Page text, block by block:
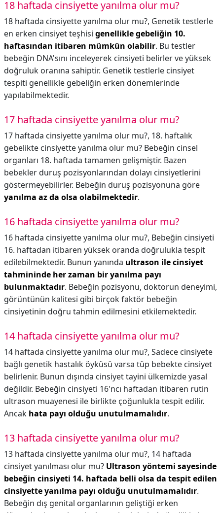
18 haftada cinsiyette yanılma olur mu?
18 haftada cinsiyette yanılma olur mu?, Genetik testlerle
en erken cinsiyet teşhisi genellikle gebeliğin 10.
haftasından itibaren mümkün olabilir. Bu testler
bebeğin DNA'sını inceleyerek cinsiyeti belirler ve yüksek
doğruluk oranına sahiptir. Genetik testlerle cinsiyet
tespiti genellikle gebeliğin erken dönemlerinde
yapılabilmektedir.
17 haftada cinsiyette yanılma olur mu?
17 haftada cinsiyette yanılma olur mu?, 18. haftalık
gebelikte cinsiyette yanılma olur mu? Bebeğin cinsel
organları 18. haftada tamamen gelişmiştir. Bazen
bebekler duruş pozisyonlarından dolayı cinsiyetlerini
göstermeyebilirler. Bebeğin duruş pozisyonuna göre
yanılma az da olsa olabilmektedir.
16 haftada cinsiyette yanılma olur mu?
16 haftada cinsiyette yanılma olur mu?, Bebeğin cinsiyeti
16. haftadan itibaren yüksek oranda doğrulukla tespit
edilebilmektedir. Bunun yanında ultrason ile cinsiyet
tahmininde her zaman bir yanılma payı
bulunmaktadır. Bebeğin pozisyonu, doktorun deneyimi,
görüntünün kalitesi gibi birçok faktör bebeğin
cinsiyetinin doğru tahmin edilmesini etkilemektedir.
14 haftada cinsiyette yanılma olur mu?
14 haftada cinsiyette yanılma olur mu?, Sadece cinsiyete
bağlı genetik hastalık öyküsü varsa tüp bebekte cinsiyet
belirlenir. Bunun dışında cinsiyet tayini ülkemizde yasal
değildir. Bebeğin cinsiyeti 16'ncı haftadan itibaren rutin
ultrason muayenesi ile birlikte çoğunlukla tespit edilir.
Ancak hata payı olduğu unutulmamalıdır.
13 haftada cinsiyette yanılma olur mu?
13 haftada cinsiyette yanılma olur mu?, 14 haftada
cinsiyet yanılması olur mu? Ultrason yöntemi sayesinde
bebeğin cinsiyeti 14. haftada belli olsa da tespit edilen
cinsiyette yanılma payı olduğu unutulmamalıdır.
Bebeğin dış genital organlarının geliştiği erken